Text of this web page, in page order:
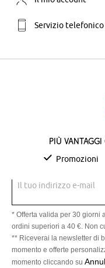
Servizio telefonico
Più
Promozioni
Il tuo indirizzo e-mail
* Offerta valida per 30 giorni
ordini superiori a 40 €. Non
** Riceverai la newsletter di
momento e offerte
momento cliccando su